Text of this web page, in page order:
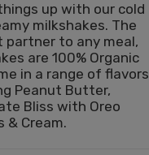
up with our cold
milkshakes. The
partner to any meal,
are 100% Organic
in a range of flavors
Peanut Butter,
Bliss with Oreo
& Cream.